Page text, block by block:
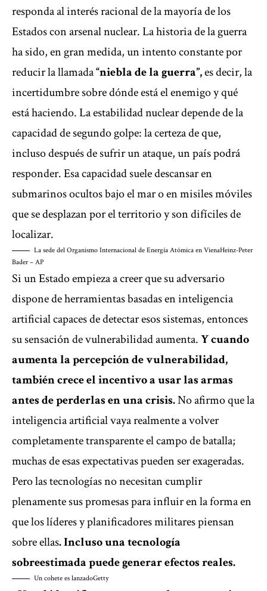
responda al interés racional de la mayoría de los
Estados con arsenal nuclear. La historia de la guerra
ha sido, en gran medida, un intento constante por
reducir la llamada“niebla de la guerra”,es decir, la
incertidumbre sobre dónde está el enemigo y qué
está haciendo. La estabilidad nuclear depende de la
capacidad de segundo golpe: la certeza de que,
incluso después de sufrir un ataque, un país podrá
responder. Esa capacidad suele descansar en
submarinos ocultos bajo el mar o en misiles móviles
que se desplazan por el territorio y son difíciles de
localizar.
La sede del Organismo Internacional de Energía Atómica en VienaHeinz-Peter
Bader – AP
Si un Estado empieza a creer que su adversario
dispone de herramientas basadas en inteligencia
artificial capaces de detectar esos sistemas, entonces
su sensación de vulnerabilidad aumenta.Y cuando
aumenta la percepción de vulnerabilidad,
también crece el incentivo a usar las armas
antes de perderlas en una crisis.No afirmo que la
inteligencia artificial vaya realmente a volver
completamente transparente el campo de batalla;
muchas de esas expectativas pueden ser exageradas.
Pero las tecnologías no necesitan cumplir
plenamente sus promesas para influir en la forma en
que los líderes y planificadores militares piensan
sobre ellas. Incluso una tecnología
sobreestimada puede generar efectos reales.
Un cohete es lanzadoGetty